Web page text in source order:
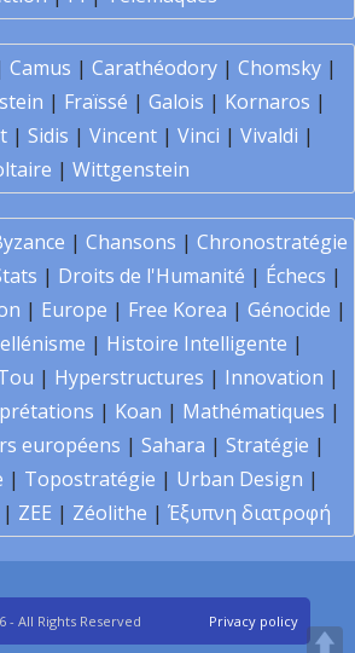
Camus | Carathéodory| Chomsky|
| Fraïssé | Galois | Kornaros |
| Sidis | Vincent | Vinci | Vivaldi |
| Wittgenstein
| Chansons | Chronostratégie
| Droits de l'Humanité | Échecs |
| Europe | Free Korea | Génocide |
| Histoire Intelligente |
| Hyperstructures | Innovation |
| Koan | Mathématiques |
européens | Sahara | Stratégie |
| Topostratégie | Urban Design |
| ZEE | Zéolithe | Έξυπνη διατροφή
- All Rights Reserved Privacy policy